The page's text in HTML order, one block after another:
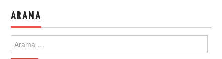
ARAMA
Search
for: